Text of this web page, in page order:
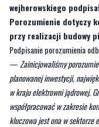
Podpisanie porozumienia
—Zainicjowaliśmy
planowanej inwestycji,
w kraju elektrowni jądrowej.
współpracować w zakresie
kluczowa jest ona w sektorze
kwestii infrastruktury
napływem pracowników, dla
placówek medycznych.